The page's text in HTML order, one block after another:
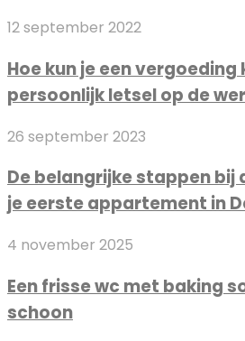
beïnvloedt
bloedsuikerwaarden
balans
brengt
Hoe
je
een
krijgen
persoonlijk
letsel
de
werkvloer?
12 september 2022
Hoe kun je een
persoonlijk letsel op de
De
stappen
bij
aankoop
je
eerste
26 september 2023
De belangrijke stappen bij
je eerste appartement in
Een
wc
met
4 november 2025
Een frisse wc met baking
schoon